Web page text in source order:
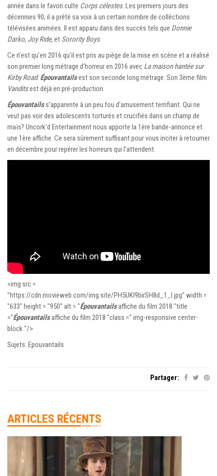
année dans le favori culte Corps célestes. Les premiers jours des
décennies 90, il a prêté sa voix à un certain nombre de colléctions
télévisées animées. Il est apparu dans des succès tels que Donnie
Darko, Joy Ride, et Sorority Boys.
Ce n’est qu’en 2016 qu’il est pris au piège de la mise en scène et a réalisé
son premier long métrage d’horreur en 2016 avec La maison hantée sur
Kirby Road. Épouvantailsest son seconde long métrage. Son 3ème film
Vanditsest déjà en pré-production.
Épouvantailss’apparente à un peu fou d'amusement terrifiant. Qui ne
veut pas voir des adolescents torturés et crucifiés dans un champ de
maïs? Uncork'd Entertainment nous apporte la 1ère bande-annonce et
une 1ère affiche. Ce sera sûrement suffisant pour vous inciter à retourner
en décembre pour repérer les horreurs qui l'attendent.
<img src =
"https://cdn.movieweb.com/img.site/PH5UKl9birSH8d_1_l.jpg" width =
"633" height = "950" alt = "Épouvantailsaffiche du film 2018 "title
="Épouvantailsaffiche du film 2018 "class =" img-responsive center-
block "/>
Sujets: Epouvantails
Partager:
ARTICLES RÉCENTS